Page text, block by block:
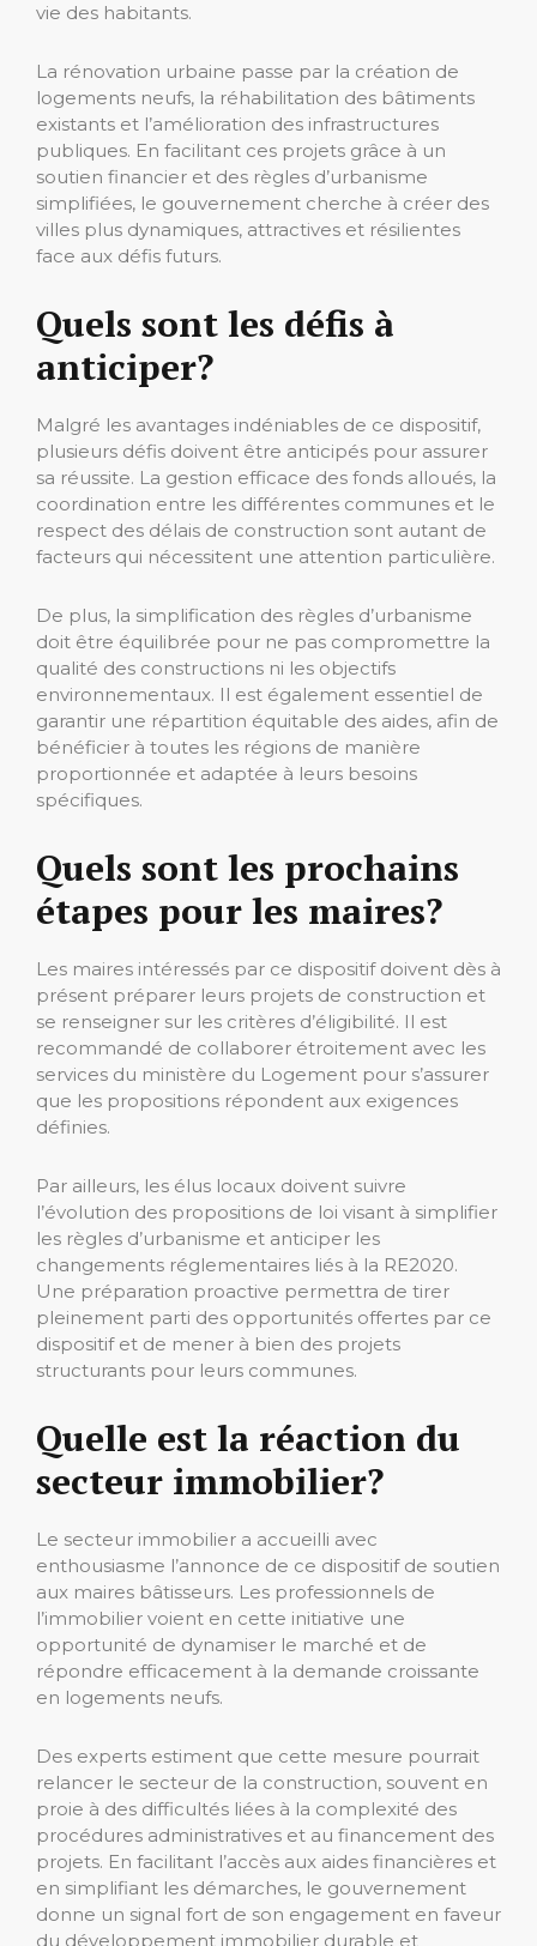
vie des habitants.
La rénovation urbaine passe par la création de
logements neufs, la réhabilitation des bâtiments
existants et l’amélioration des infrastructures
publiques. En facilitant ces projets grâce à un
soutien financier et des règles d’urbanisme
simplifiées, le gouvernement cherche à créer des
villes plus dynamiques, attractives et résilientes
face aux défis futurs.
Quels sont les défis à
anticiper?
Malgré les avantages indéniables de ce dispositif,
plusieurs défis doivent être anticipés pour assurer
sa réussite. La gestion efficace des fonds alloués, la
coordination entre les différentes communes et le
respect des délais de construction sont autant de
facteurs qui nécessitent une attention particulière.
De plus, la simplification des règles d’urbanisme
doit être équilibrée pour ne pas compromettre la
qualité des constructions ni les objectifs
environnementaux. Il est également essentiel de
garantir une répartition équitable des aides, afin de
bénéficier à toutes les régions de manière
proportionnée et adaptée à leurs besoins
spécifiques.
Quels sont les prochains
étapes pour les maires?
Les maires intéressés par ce dispositif doivent dès à
présent préparer leurs projets de construction et
se renseigner sur les critères d’éligibilité. Il est
recommandé de collaborer étroitement avec les
services du ministère du Logement pour s’assurer
que les propositions répondent aux exigences
définies.
Par ailleurs, les élus locaux doivent suivre
l’évolution des propositions de loi visant à simplifier
les règles d’urbanisme et anticiper les
changements réglementaires liés à la RE2020.
Une préparation proactive permettra de tirer
pleinement parti des opportunités offertes par ce
dispositif et de mener à bien des projets
structurants pour leurs communes.
Quelle est la réaction du
secteur immobilier?
Le secteur immobilier a accueilli avec
enthousiasme l’annonce de ce dispositif de soutien
aux maires bâtisseurs. Les professionnels de
l’immobilier voient en cette initiative une
opportunité de dynamiser le marché et de
répondre efficacement à la demande croissante
en logements neufs.
Des experts estiment que cette mesure pourrait
relancer le secteur de la construction, souvent en
proie à des difficultés liées à la complexité des
procédures administratives et au financement des
projets. En facilitant l’accès aux aides financières et
en simplifiant les démarches, le gouvernement
donne un signal fort de son engagement en faveur
du développement immobilier durable et